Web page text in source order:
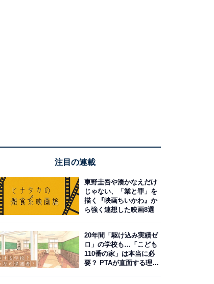
注目の連載
東野圭吾や湊かなえだけ
じゃない、「業と罪」を
描く『映画ちいかわ』か
ら強く連想した映画8選
20年間「駆け込み実績ゼ
ロ」の学校も…「こども
110番の家」は本当に必
要？ PTAが直面する理想